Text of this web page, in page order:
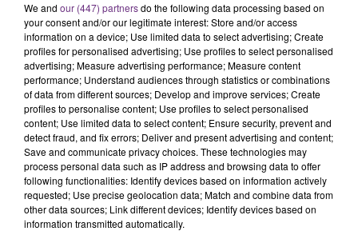
11h37
LA CENTRALE NUCLÉAIRE DE CHOOZ
TOUJOURS À L'ARRÊT
Cela fait déjà une semaine que la centrale
nucléaire ardennaise est à l'arrêt. Une situation
justifiée par la sécheresse intense qui est toujours
présente.
We and our (447) partnersdo the following data processing based on
your consent and/or our legitimate interest: Store and/or access
information on a device; Use limited data to select advertising; Create
profiles for personalised advertising; Use profiles to select personalised
advertising; Measure advertising performance; Measure content
performance; Understand audiences through statistics or combinations
of data from different sources; Develop and improve services; Create
profiles to personalise content; Use profiles to select personalised
content; Use limited data to select content; Ensure security, prevent and
detect fraud, and fix errors; Deliver and present advertising and content;
Save and communicate privacy choices. These technologies may
process personal data such as IP address and browsing data to offer
following functionalities: Identify devices based on information actively
requested; Use precise geolocation data; Match and combine data from
other data sources; Link different devices; Identify devices based on
information transmitted automatically.